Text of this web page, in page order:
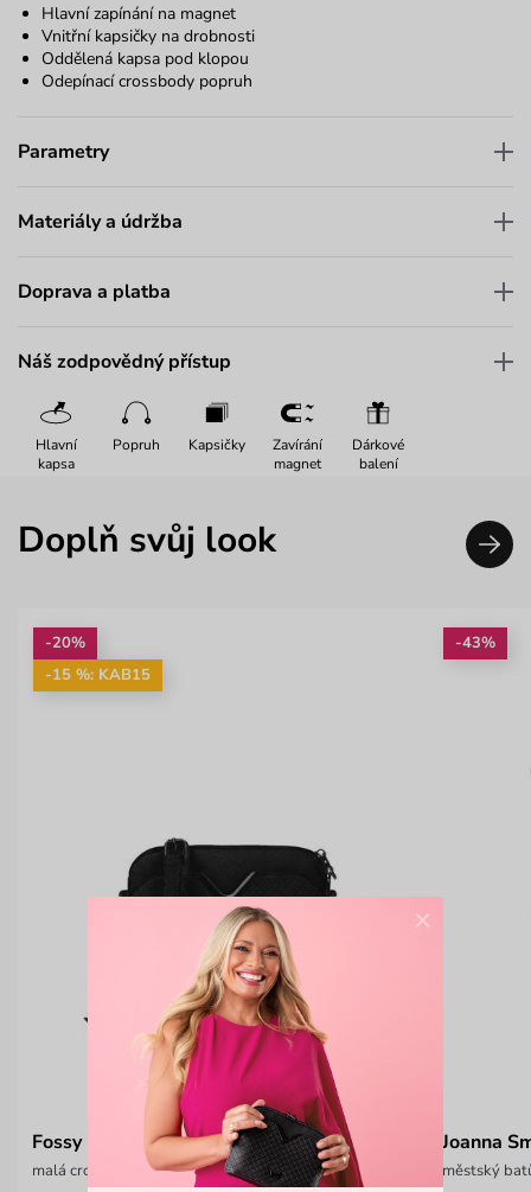
Hlavní zapínání na magnet
Vnitřní kapsičky na drobnosti
Oddělená kapsa pod klopou
Odepínací crossbody popruh
Parametry
Materiály a údržba
Doprava a platba
Náš zodpovědný přístup
Hlavní
kapsa
Popruh Kapsičky
Zavírání
magnet
Dárkové
balení
Doplň svůj look
-20%
-15 %: KAB15
Fossy Mini Black
malá crossbody kabelka s řetízkem
-43%
Joanna
městský
×